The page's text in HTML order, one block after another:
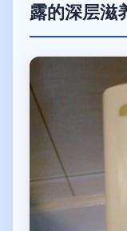
露的深层滋